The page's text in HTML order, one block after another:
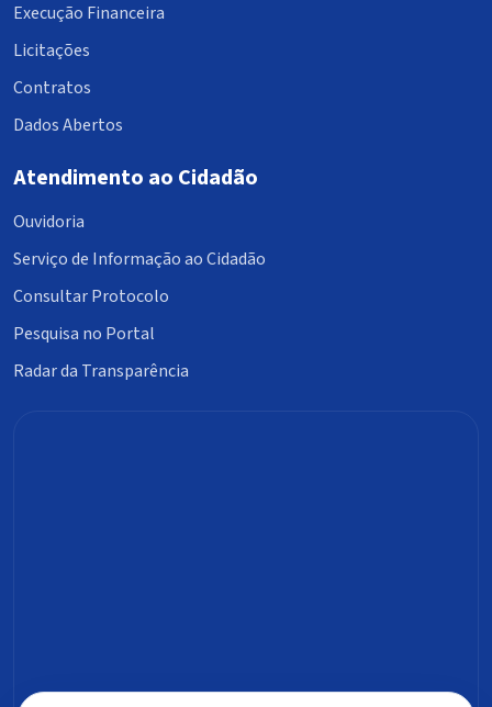
Execução Financeira
Licitações
Contratos
Dados Abertos
Atendimento ao Cidadão
Ouvidoria
Serviço de Informação ao Cidadão
Consultar Protocolo
Pesquisa no Portal
Radar da Transparência